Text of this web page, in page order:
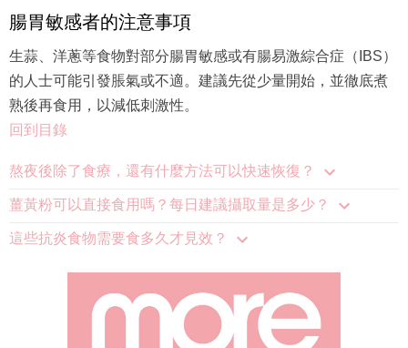
腸胃敏感者的注意事項
生蒜、洋蔥等食物對部分腸胃敏感或有腸易激綜合症（IBS）
的人士可能引發脹氣或不適。建議先從少量開始，並徹底煮
熟後再食用，以減低刺激性。
回到目錄
熬夜後除了食療，還有什麼方法可以快速恢復？
薑黃粉可以直接食用嗎？每日建議攝取量是多少？
這些抗炎食物需要食多久才見效？